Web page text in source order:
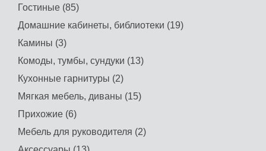
Гостиные (85)
Домашние кабинеты, библиотеки (19)
Камины (3)
Комоды, тумбы, сундуки (13)
Кухонные гарнитуры (2)
Мягкая мебель, диваны (15)
Прихожие (6)
Мебель для руководителя (2)